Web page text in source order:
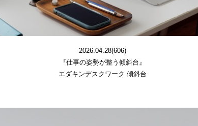
2026.04.28(606)
『仕事の姿勢が整う傾斜台』
エダキンデスクワーク 傾斜台